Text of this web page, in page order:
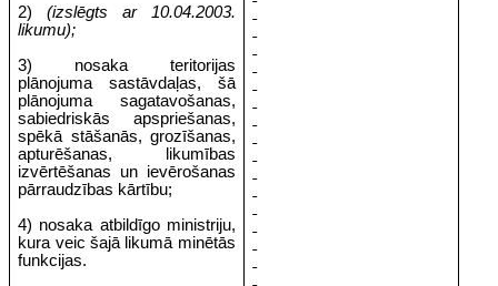
2)(izslēgts ar 10.04.2003.
likumu);
3) nosaka teritorijas
plānojuma sastāvdaļas, šā
plānojuma sagatavošanas,
sabiedriskās apspriešanas,
spēkā stāšanās, grozīšanas,
apturēšanas, likumības
izvērtēšanas un ievērošanas
pārraudzības kārtību;
4) nosaka atbildīgo ministriju,
kura veic šajā likumā minētās
funkcijas.